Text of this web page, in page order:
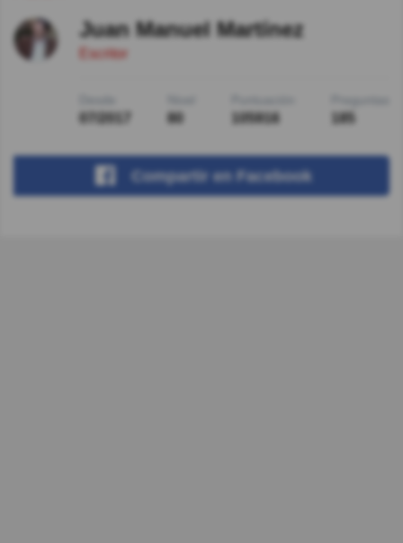
Juan Manuel Martínez
Escritor
80 105916 185
Compartir en Facebook